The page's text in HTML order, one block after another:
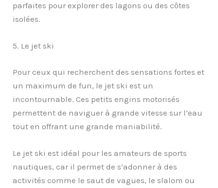
parfaites pour explorer des lagons ou des côtes
isolées.
5. Le jet ski
Pour ceux qui recherchent des sensations fortes et
un maximum de fun, le jet ski est un
incontournable. Ces petits engins motorisés
permettent de naviguer à grande vitesse sur l’eau
tout en offrant une grande maniabilité.
Le jet ski est idéal pour les amateurs de sports
nautiques, car il permet de s’adonner à des
activités comme le saut de vagues, le slalom ou